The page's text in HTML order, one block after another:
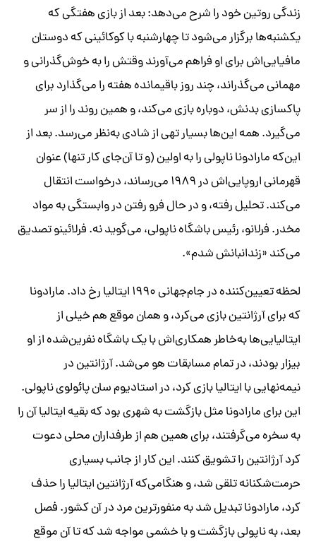
زندگی روتین خود را شرح می‌دهد: بعد از بازی هفتگی که
یکشنبه‌ها برگزار می‌شود تا چهارشنبه با کوکائینی که دوستان
مافیایی‌اش برای او فراهم می‌آورند وقتش را به خوش‌گذرانی و
مهمانی می‌گذراند، چند روز باقیمانده هفته را می‌گذارد برای
پاکسازی بدنش، دوباره بازی می‌کند، و همین روند را از سر
می‌گیرد. همه این‌ها بسیار تهی از شادی به‌نظر می‌رسد. بعد از
این‌که مارادونا ناپولی را به اولین (و تا آن‌جای کار تنها) عنوان
قهرمانی اروپایی‌اش در ۱۹۸۹ می‌رساند، درخواست انتقال
می‌کند. تحلیل رفته، و در حال فرو رفتن در وابستگی به مواد
مخدر. فرلانو، رئیس باشگاه ناپولی، می‌گوید نه. فرلائینو تصدیق
می‌کند «زندانبانش شدم».
لحظه تعیین‌کننده در جام‌جهانی ۱۹۹۰ ایتالیا رخ داد. مارادونا
که برای آرژانتین بازی می‌کرد، و همان موقع هم خیلی از
ایتالیایی‌ها به‌خاطر همکاری‌اش با یک باشگاه نفرین‌شده از او
بیزار بودند، در تمام مسابقات هو می‌شد. آرژانتین در
نیمه‌نهایی با ایتالیا بازی کرد، در استادیوم سان پائولوی ناپولی.
این برای مارادونا مثل بازگشت به شهری بود که بقیه ایتالیا آن را
به سخره می‌گرفتند، برای همین هم از طرفداران محلی دعوت
کرد آرژانتین را تشویق کنند. این کار از جانب بسیاری
حرمت‌شکنانه تلقی شد، و هنگامی‌که آرژانتین ایتالیا را حذف
کرد، مارادونا تبدیل شد به منفورترین مرد در آن کشور. فصل
بعد، به ناپولی بازگشت و با خشمی مواجه شد که تا آن موقع